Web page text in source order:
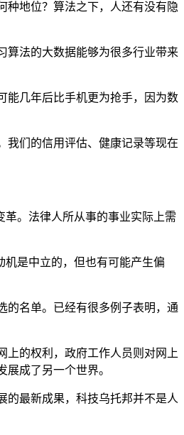
种地位？算法之下，人还有没有隐
算法的大数据能够为很多行业带来
能几年后比手机更为抢手，因为数
我们的信用评估、健康记录等现在
革。法律人所从事的事业实际上需
机是中立的，但也有可能产生偏
的名单。已经有很多例子表明，通
上的权利，政府工作人员则对网上
成了另一个世界。
的最新成果，科技乌托邦并不是人